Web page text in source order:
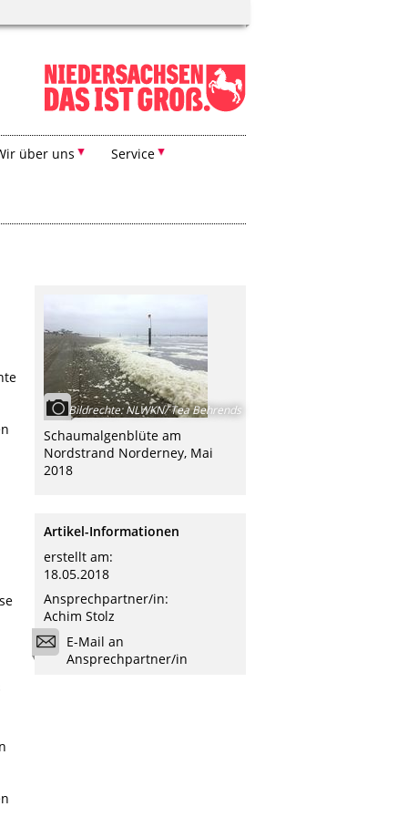
über uns Service
Bildrechte:NLWKN/ Tea Behrends
Schaumalgenblüte am
Nordstrand Norderney, Mai
2018
Artikel-Informationen
erstellt am:
18.05.2018
Ansprechpartner/in:
Achim Stolz
E-Mail an
Ansprechpartner/in